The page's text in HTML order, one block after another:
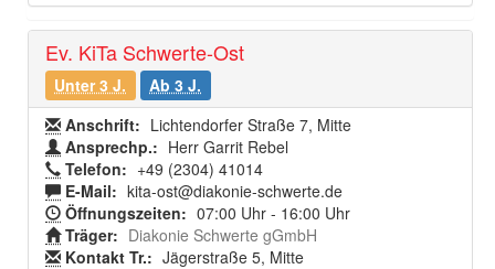
Ev. KiTa Schwerte-Ost
Unter 3 J.
Ab 3 J.
Anschrift: Lichtendorfer Straße 7, Mitte
Ansprechp.: Herr Garrit Rebel
Telefon: +49 (2304) 41014
E-Mail: kita-ost@diakonie-schwerte.de
Öffnungszeiten: 07:00 Uhr - 16:00 Uhr
Träger: Diakonie Schwerte gGmbH
Kontakt Tr.: Jägerstraße 5, Mitte